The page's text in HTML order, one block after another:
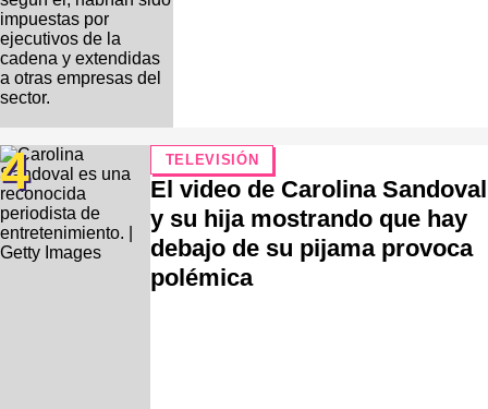
4 TELEVISIÓN
El video de Carolina Sandoval
y su hija mostrando que hay
debajo de su pijama provoca
polémica